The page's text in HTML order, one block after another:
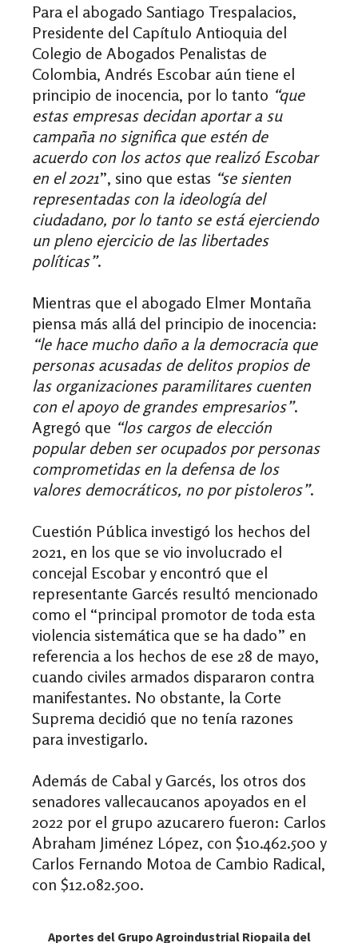
Para el abogado Santiago Trespalacios,
Presidente del Capítulo Antioquia del
Colegio de Abogados Penalistas de
Colombia, Andrés Escobar aún tiene el
principio de inocencia, por lo tanto “que
estas empresas decidan aportar a su
campaña no significa que estén de
acuerdo con los actos que realizó Escobar
en el 2021”, sino que estas “se sienten
representadas con la ideología del
ciudadano, por lo tanto se está ejerciendo
un pleno ejercicio de las libertades
políticas”.
Mientras que el abogado Elmer Montaña
piensa más allá del principio de inocencia:
“le hace mucho daño a la democracia que
personas acusadas de delitos propios de
las organizaciones paramilitares cuenten
con el apoyo de grandes empresarios”.
Agregó que “los cargos de elección
popular deben ser ocupados por personas
comprometidas en la defensa de los
valores democráticos, no por pistoleros”.
Cuestión Pública investigó los hechos del
2021, en los que se vio involucrado el
concejal Escobar y encontró que el
representante Garcés resultó mencionado
como el “principal promotor de toda esta
violencia sistemática que se ha dado” en
referencia a los hechos de ese 28 de mayo,
cuando civiles armados dispararon contra
manifestantes. No obstante, la Corte
Suprema decidió que no tenía razones
para investigarlo.
Además de Cabal y Garcés, los otros dos
senadores vallecaucanos apoyados en el
2022 por el grupo azucarero fueron: Carlos
Abraham Jiménez López, con $10.462.500 y
Carlos Fernando Motoa de Cambio Radical,
con $12.082.500.